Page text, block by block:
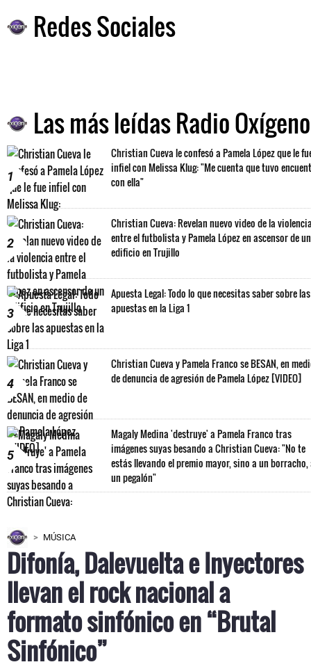
Redes Sociales
Las más leídas Radio Oxígeno
1
Christian Cueva le confesó a Pamela López que le
infiel con Melissa Klug: "Me cuenta que tuvo
con ella"
2
Christian Cueva: Revelan nuevo video de la
entre el futbolista y Pamela López en ascensor de un
edificio en Trujillo
3
Apuesta Legal: Todo lo que necesitas saber sobre las
apuestas en la Liga 1
4
Christian Cueva y Pamela Franco se BESAN, en
de denuncia de agresión de Pamela López [VIDEO]
5
Magaly Medina 'destruye' a Pamela Franco tras
imágenes suyas besando a Christian Cueva: "No te
estás llevando el premio mayor, sino a un borracho,
un pegalón"
MÚSICA
Difonía, Dalevuelta e Inyectores
llevan el rock nacional a
formato sinfónico en “Brutal
Sinfónico”